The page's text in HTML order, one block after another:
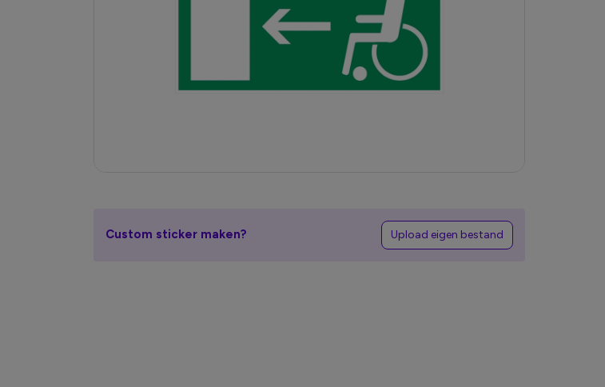
Custom sticker maken? Upload eigen bestand